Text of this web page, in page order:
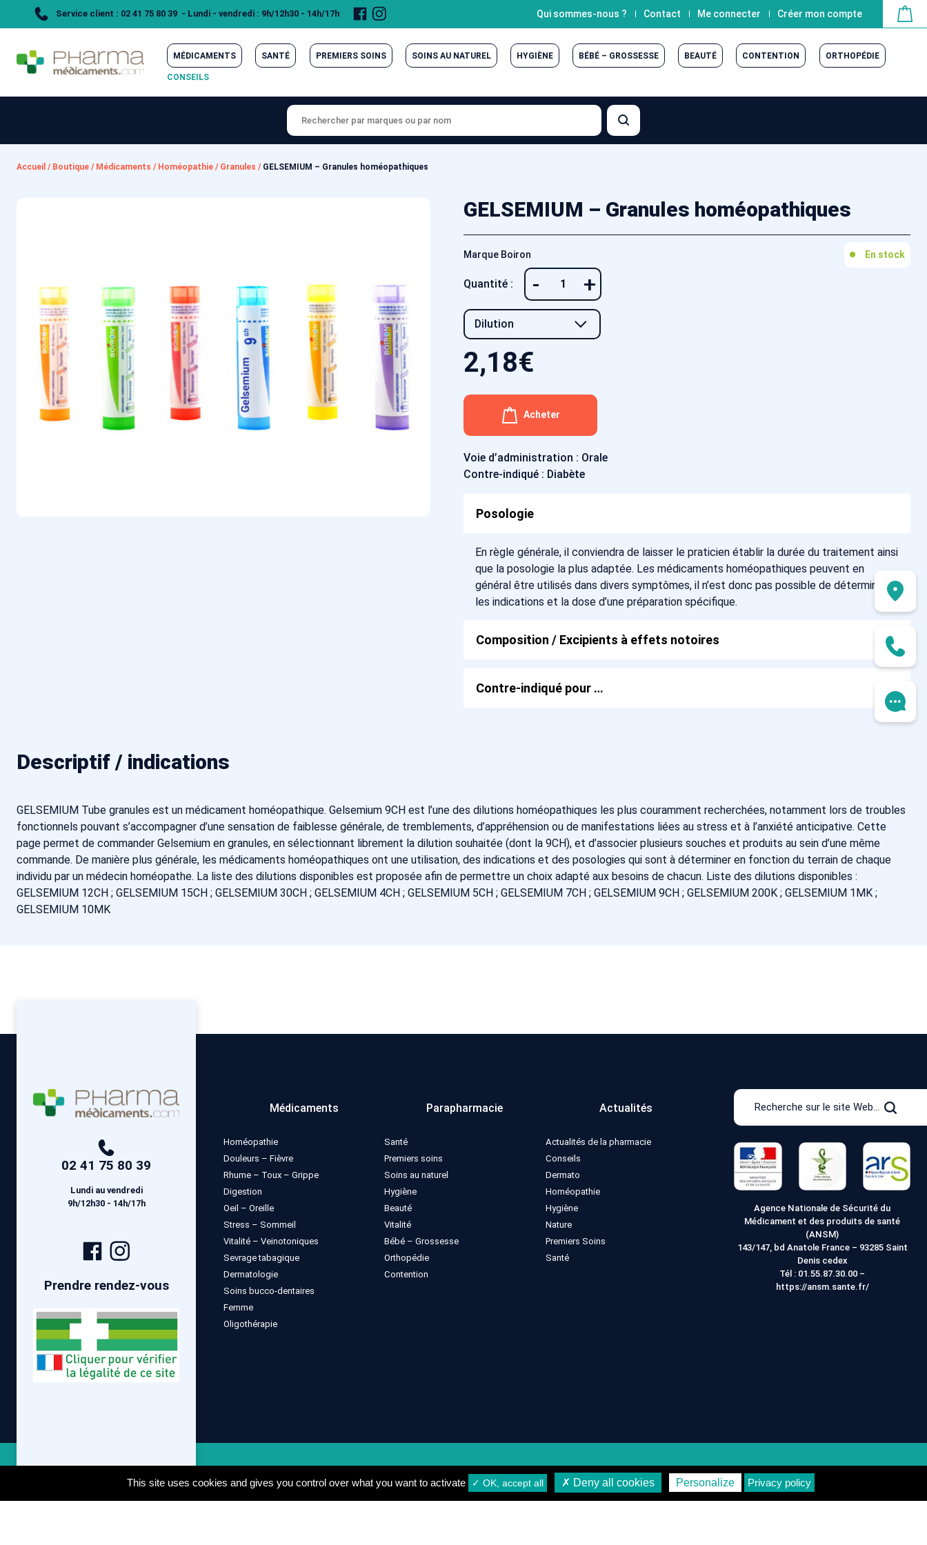
Service client : 02 41 75 80 39 - Lundi - vendredi : 9h/12h30 - 14h/17h
Page
Facebook
Instagram
Qui sommes-nous ? Contact Me connecter Créer mon compte
MÉDICAMENTS SANTÉ PREMIERS SOINS SOINS AU NATUREL HYGIÈNE BÉBÉ – GROSSESSE BEAUTÉ CONTENTION ORTHOPÉDIE
CONSEILS
Accueil / Boutique / Médicaments / Homéopathie / Granules / GELSEMIUM – Granules homéopathiques
GELSEMIUM – Granules homéopathiques
Marque Boiron En stock
Quantité : - +
2,18€
Acheter
Voie d’administration : Orale
Contre-indiqué : Diabète
Posologie
En règle générale, il conviendra de laisser le praticien établir la durée du traitement ainsi
que la posologie la plus adaptée. Les médicaments homéopathiques peuvent en
général être utilisés dans divers symptômes, il n’est donc pas possible de déterminer
les indications et la dose d’une préparation spécifique.
Composition / Excipients à effets notoires
Contre-indiqué pour …
Descriptif / indications
GELSEMIUM Tube granules est un médicament homéopathique. Gelsemium 9CH est l’une des dilutions homéopathiques les plus couramment recherchées, notamment lors de troubles
fonctionnels pouvant s’accompagner d’une sensation de faiblesse générale, de tremblements, d’appréhension ou de manifestations liées au stress et à l’anxiété anticipative. Cette
page permet de commander Gelsemium en granules, en sélectionnant librement la dilution souhaitée (dont la 9CH), et d’associer plusieurs souches et produits au sein d’une même
commande. De manière plus générale, les médicaments homéopathiques ont une utilisation, des indications et des posologies qui sont à déterminer en fonction du terrain de chaque
individu par un médecin homéopathe. La liste des dilutions disponibles est proposée afin de permettre un choix adapté aux besoins de chacun. Liste des dilutions disponibles :
GELSEMIUM 12CH ; GELSEMIUM 15CH ; GELSEMIUM 30CH ; GELSEMIUM 4CH ; GELSEMIUM 5CH ; GELSEMIUM 7CH ; GELSEMIUM 9CH ; GELSEMIUM 200K ; GELSEMIUM 1MK ;
GELSEMIUM 10MK
02 41 75 80 39
Lundi au vendredi
9h/12h30 - 14h/17h
Page
Facebook
Prendre rendez-vous
Médicaments
Homéopathie
Douleurs – Fièvre
Rhume – Toux – Grippe
Digestion
Oeil – Oreille
Stress – Sommeil
Vitalité – Veinotoniques
Sevrage tabagique
Dermatologie
Soins bucco-dentaires
Femme
Oligothérapie
Parapharmacie
Santé
Premiers soins
Soins au naturel
Hygiène
Beauté
Vitalité
Bébé – Grossesse
Orthopédie
Contention
Actualités
Actualités de la pharmacie
Conseils
Dermato
Homéopathie
Hygiène
Nature
Premiers Soins
Santé
Recherche
le
site
Web
Agence Nationale de Sécurité du
Médicament et des produits de santé
(ANSM)
143/147, bd Anatole France – 93285 Saint
Denis cedex
Tél : 01.55.87.30.00 –
https://ansm.sante.fr/
Conditions générales de vente Conditions de Livraison Vie Privée
This site uses cookies and gives you control over what you want to activate ✓ OK, accept all ✗ Deny all cookies Personalize Privacy policy